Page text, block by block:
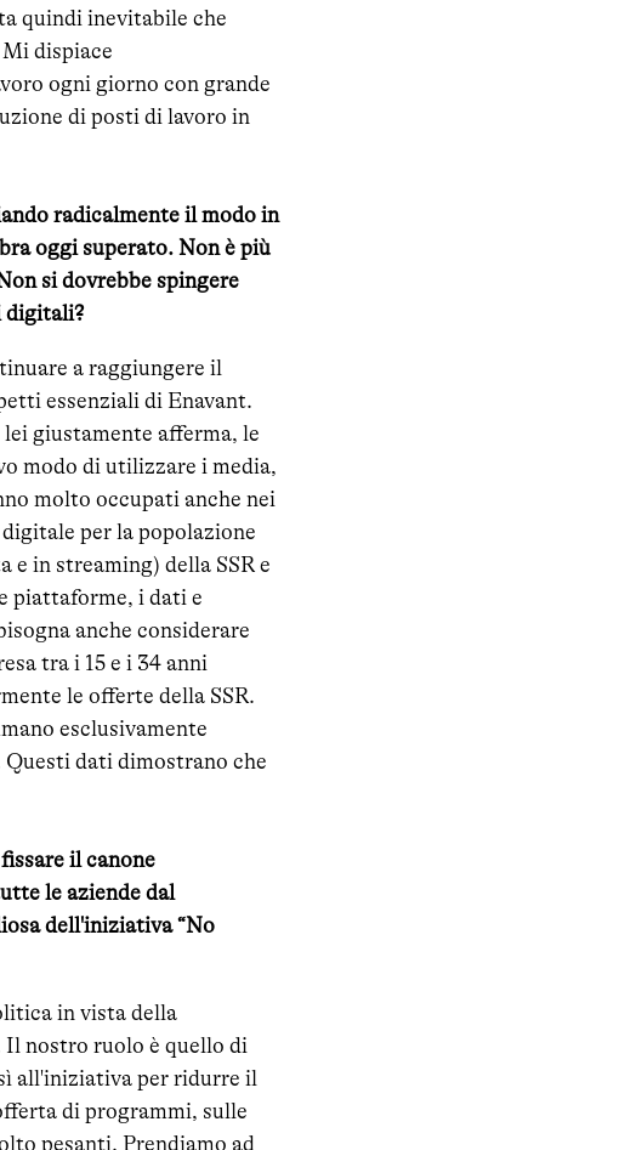
quindi inevitabile che
dispiace
ogni giorno con grande
di posti di lavoro in
radicalmente il modo in
oggi superato. Non è più
si dovrebbe spingere
digitali?
a raggiungere il
essenziali di Enavant.
giustamente afferma, le
modo di utilizzare i media,
molto occupati anche nei
per la popolazione
e in streaming) della SSR e
piattaforme, i dati e
anche considerare
tra i 15 e i 34 anni
le offerte della SSR.
esclusivamente
Questi dati dimostrano che
il canone
le aziende dal
dell'iniziativa “No
in vista della
nostro ruolo è quello di
all'iniziativa per ridurre il
di programmi, sulle
pesanti. Prendiamo ad